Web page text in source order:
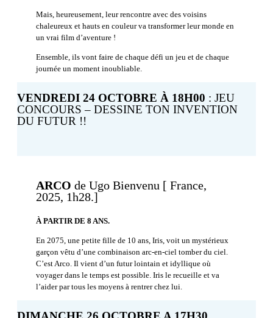
Mais, heureusement, leur rencontre avec des voisins
chaleureux et hauts en couleur va transformer leur monde en
un vrai film d’aventure !
Ensemble, ils vont faire de chaque défi un jeu et de chaque
journée un moment inoubliable.
VENDREDI 24 OCTOBRE À 18H00 : JEU
CONCOURS – DESSINE TON INVENTION
DU FUTUR !!
ARCO de Ugo Bienvenu [ France,
2025, 1h28.]
À PARTIR DE 8 ANS.
En 2075, une petite fille de 10 ans, Iris, voit un mystérieux
garçon vêtu d’une combinaison arc-en-ciel tomber du ciel.
C’est Arco. Il vient d’un futur lointain et idyllique où
voyager dans le temps est possible. Iris le recueille et va
l’aider par tous les moyens à rentrer chez lui.